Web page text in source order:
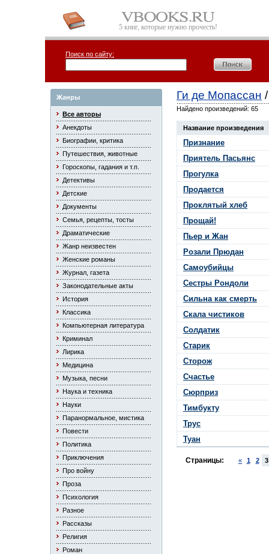
5 книг, которые нужно прочесть!
Поиск по сайту:
Жанры
Все авторы
Анекдоты
Биографии, критика
Путешествия, животные
Гороскопы, гадания и т.п.
Детективы
Детские
Документы
Семья, рецепты, тосты
Драматические
Жанр неизвестен
Женские романы
Журнал, газета
Законодательные акты
История
Классика
Компьютерная литература
Криминал
Лирика
Медицина
Музыка, песни
Наука и техника
Науки
Паранормальное, мистика
Повести
Политика
Приключения
Про войну
Проза
Психология
Разное
Рассказы
Религия
Роман
Ги де Мопассан
Найдено произведений: 65
Название произведения
Признание
Приятель Пасьянс
Прогулка
Продается
Проклятый хлеб
Прощай!
Пьер и Жан
Розали Прюдан
Самоубийцы
Сестры Рондоли
Сильна как смерть
Скала чистиков
Солдатик
Старик
Сторож
Счастье
Сюрприз
Тимбукту
Трус
Туан
Страницы: « 1 2 3